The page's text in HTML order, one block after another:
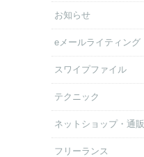
お知らせ
eメールライティング
スワイプファイル
テクニック
ネットショップ・通販
フリーランス